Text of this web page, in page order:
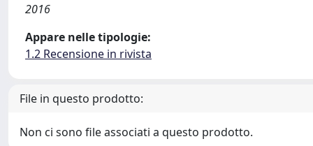
2016
Appare nelle tipologie:
1.2 Recensione in rivista
File in questo prodotto:
Non ci sono file associati a questo prodotto.